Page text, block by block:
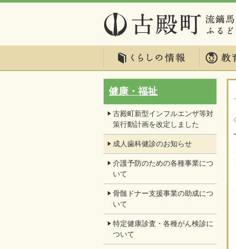
健康・福祉
古殿町新型インフルエンザ等対
策行動計画を改定しました
成人歯科健診のお知らせ
介護予防のための各種事業につ
いて
骨髄ドナー支援事業の助成につ
いて
特定健康診査・各種がん検診に
ついて